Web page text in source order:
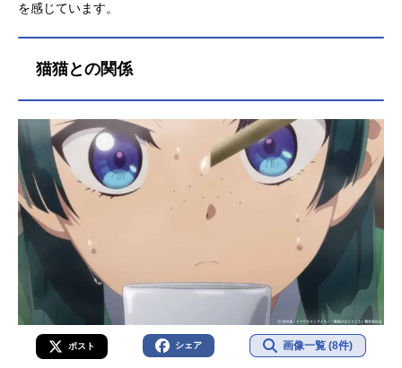
を感じています。
猫猫との関係
ポスト シェア 画像一覧 (8件)